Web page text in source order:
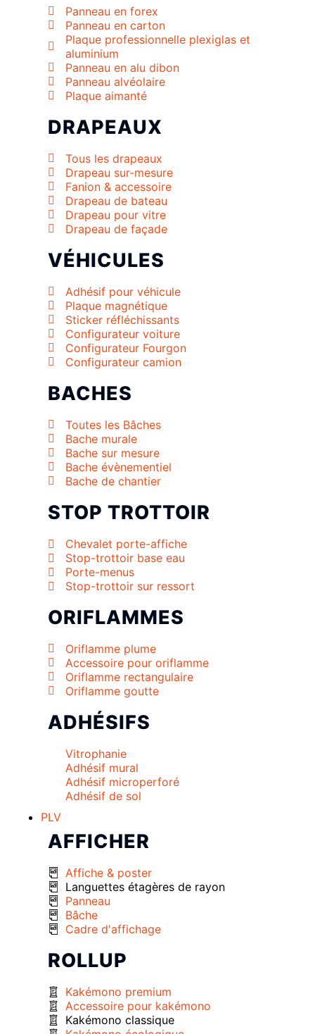
Panneau en forex
Panneau en carton
Plaque professionnelle plexiglas et
aluminium
Panneau en alu dibon
Panneau alvéolaire
Plaque aimanté
DRAPEAUX
Tous les drapeaux
Drapeau sur-mesure
Fanion & accessoire
Drapeau de bateau
Drapeau pour vitre
Drapeau de façade
VÉHICULES
Adhésif pour véhicule
Plaque magnétique
Sticker réfléchissants
Configurateur voiture
Configurateur Fourgon
Configurateur camion
BACHES
Toutes les Bâches
Bache murale
Bache sur mesure
Bache évènementiel
Bache de chantier
STOP TROTTOIR
Chevalet porte-affiche
Stop-trottoir base eau
Porte-menus
Stop-trottoir sur ressort
ORIFLAMMES
Oriflamme plume
Accessoire pour oriflamme
Oriflamme rectangulaire
Oriflamme goutte
ADHÉSIFS
Vitrophanie
Adhésif mural
Adhésif microperforé
Adhésif de sol
PLV
AFFICHER
Affiche & poster
Languettes étagères de rayon
Panneau
Bâche
Cadre d'affichage
ROLLUP
Kakémono premium
Accessoire pour kakémono
Kakémono classique